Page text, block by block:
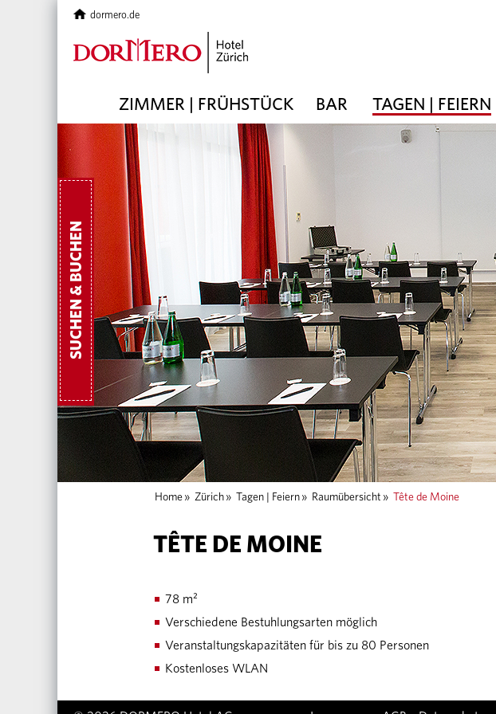
ZIMMER | FRÜHSTÜCK BAR TAGEN | FEIERN
dormero.de
SUCHEN & BUCHEN
Home » Zürich » Tagen | Feiern » Raumübersicht » Tête de Moine
TÊTE DE MOINE
78 m²
Verschiedene Bestuhlungsarten möglich
Veranstaltungskapazitäten für bis zu 80 Personen
Kostenloses WLAN